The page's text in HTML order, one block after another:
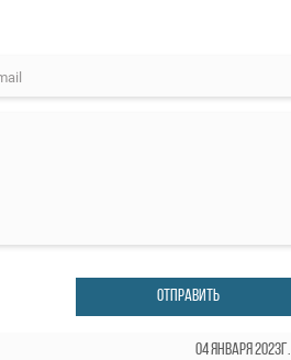
ОТПРАВИТЬ
04 Января 2023г.